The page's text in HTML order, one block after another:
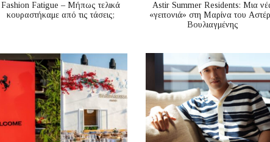
Fashion Fatigue – Μήπως τελικά
κουραστήκαμε από τις τάσεις;
Astir Summer Residents: Μια
«γειτονιά» στη Μαρίνα του
Βουλιαγμένης